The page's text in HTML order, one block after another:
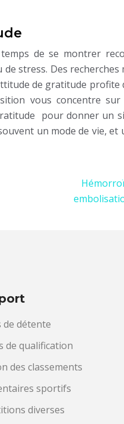
de se montrer
stress. Des recherches
de gratitude profite
vous concentre
pour donner un
un mode de vie,
de détente
de qualification
des classements
sportifs
diverses